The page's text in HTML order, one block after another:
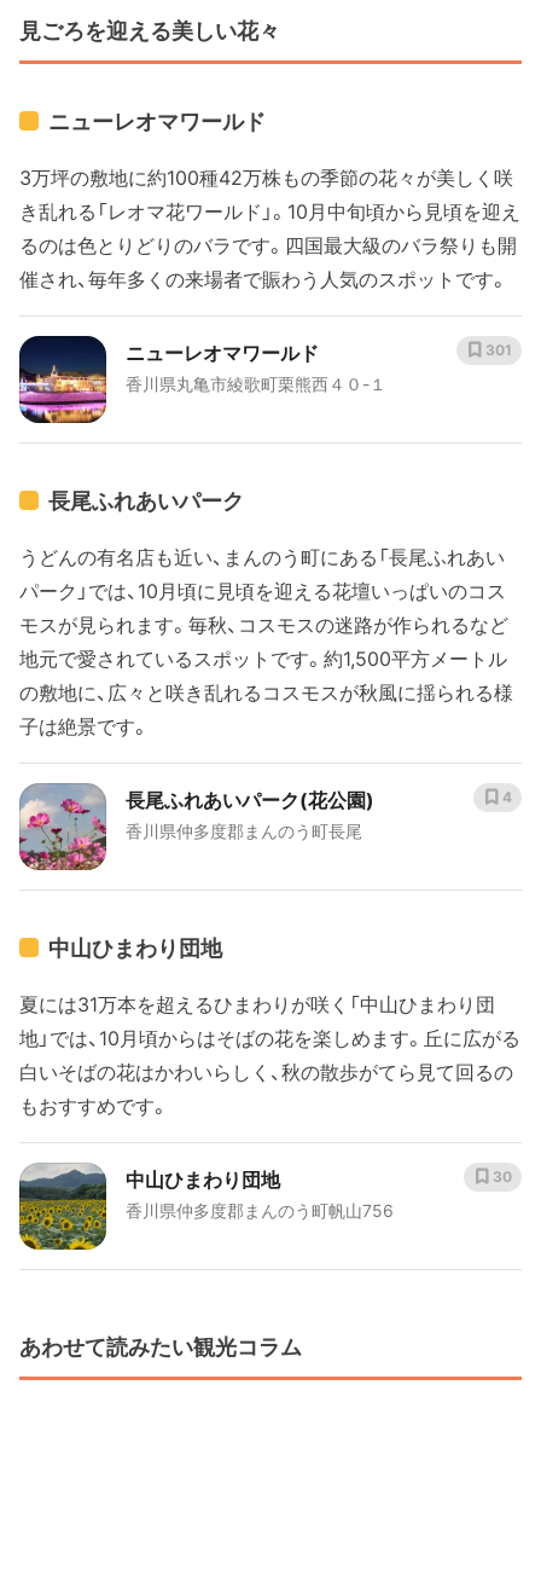
見ごろを迎える美しい花々
ニューレオマワールド
3万坪の敷地に約100種42万株もの季節の花々が美しく咲
き乱れる「レオマ花ワールド」。10月中旬頃から見頃を迎え
るのは色とりどりのバラです。四国最大級のバラ祭りも開
催され、毎年多くの来場者で賑わう人気のスポットです。
ニューレオマワールド
香川県丸亀市綾歌町栗熊西４０-１
301
長尾ふれあいパーク
うどんの有名店も近い、まんのう町にある「長尾ふれあい
パーク」では、10月頃に見頃を迎える花壇いっぱいのコス
モスが見られます。毎秋、コスモスの迷路が作られるなど
地元で愛されているスポットです。約1,500平方メートル
の敷地に、広々と咲き乱れるコスモスが秋風に揺られる様
子は絶景です。
長尾ふれあいパーク(花公園)
香川県仲多度郡まんのう町長尾
4
中山ひまわり団地
夏には31万本を超えるひまわりが咲く「中山ひまわり団
地」では、10月頃からはそばの花を楽しめます。丘に広がる
白いそばの花はかわいらしく、秋の散歩がてら見て回るの
もおすすめです。
中山ひまわり団地
香川県仲多度郡まんのう町帆山756
30
あわせて読みたい観光コラム